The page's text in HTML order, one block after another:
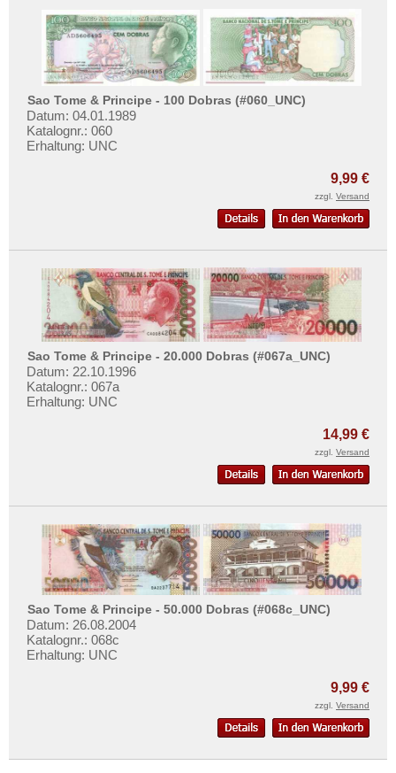
Sao Tome & Principe - 100 Dobras (#060_UNC)
Datum: 04.01.1989
Katalognr.: 060
Erhaltung: UNC
9,99 €
zzgl. Versand
Sao Tome & Principe - 20.000 Dobras (#067a_UNC)
Datum: 22.10.1996
Katalognr.: 067a
Erhaltung: UNC
14,99 €
zzgl. Versand
Sao Tome & Principe - 50.000 Dobras (#068c_UNC)
Datum: 26.08.2004
Katalognr.: 068c
Erhaltung: UNC
9,99 €
zzgl. Versand